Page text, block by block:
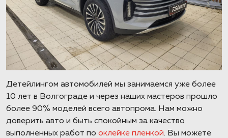
Детейлингом автомобилей мы занимаемся уже более
10 лет в Волгограде и через наших мастеров прошло
более 90% моделей всего автопрома. Нам можно
доверить авто и быть спокойным за качество
выполненных работ по оклейке пленкой. Вы можете